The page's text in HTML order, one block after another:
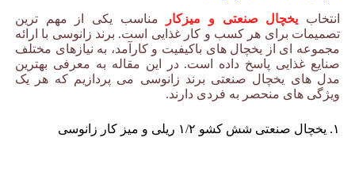
انتخاب یخچال صنعتی و میزکار
مناسب یکی از مهم ترین
تصمیمات برای هر کسب و کار غذایی است. برند زانوسی با ارائه
مجموعه ای از یخچال های باکیفیت و کارآمد، به نیازهای مختلف
صنایع غذایی پاسخ داده است. در این مقاله به معرفی بهترین
مدل های یخچال صنعتی برند زانوسی می پردازیم که هر یک
ویژگی های منحصر به فردی دارند.
۱. یخچال صنعتی شش کشو ۱/۲ ریلی و میز کار زانوسی